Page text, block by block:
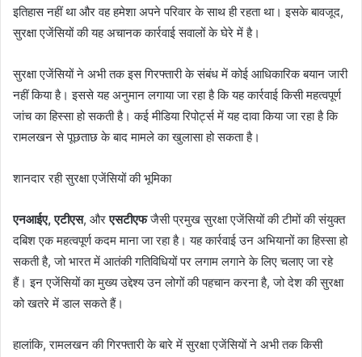
इतिहास नहीं था और वह हमेशा अपने परिवार के साथ ही रहता था। इसके बावजूद,
सुरक्षा एजेंसियों की यह अचानक कार्रवाई सवालों के घेरे में है।
सुरक्षा एजेंसियों ने अभी तक इस गिरफ्तारी के संबंध में कोई आधिकारिक बयान जारी
नहीं किया है। इससे यह अनुमान लगाया जा रहा है कि यह कार्रवाई किसी महत्वपूर्ण
जांच का हिस्सा हो सकती है। कई मीडिया रिपोर्ट्स में यह दावा किया जा रहा है कि
रामलखन से पूछताछ के बाद मामले का खुलासा हो सकता है।
शानदार रही सुरक्षा एजेंसियों की भूमिका
एनआईए, एटीएस, औरएसटीएफजैसी प्रमुख सुरक्षा एजेंसियों की टीमों की संयुक्त
दबिश एक महत्वपूर्ण कदम माना जा रहा है। यह कार्रवाई उन अभियानों का हिस्सा हो
सकती है, जो भारत में आतंकी गतिविधियों पर लगाम लगाने के लिए चलाए जा रहे
हैं। इन एजेंसियों का मुख्य उद्देश्य उन लोगों की पहचान करना है, जो देश की सुरक्षा
को खतरे में डाल सकते हैं।
हालांकि, रामलखन की गिरफ्तारी के बारे में सुरक्षा एजेंसियों ने अभी तक किसी